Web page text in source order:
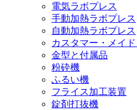
電気ラボプレス
手動加熱ラボプレス
自動加熱ラボプレス
カスタマー・メイ
金型と付属品
粉砕機
ふるい機
フライス加工装置
錠剤打抜機